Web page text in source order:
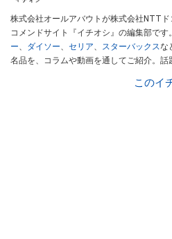
株式会社オールアバウトが株式会社NTT
コメンドサイト『イチオシ』の編集部です。
ー、 ダイソー、 セリア、 スターバックスな
名品を、コラムや動画を通してご紹介。話
インフルエンサーが実際に使用してレビ
このイ